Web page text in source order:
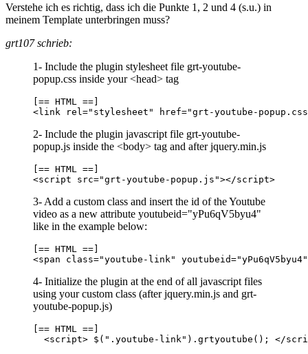
Verstehe ich es richtig, dass ich die Punkte 1, 2 und 4 (s.u.) in
meinem Template unterbringen muss?
grt107 schrieb:
1- Include the plugin stylesheet file grt-youtube-
popup.css inside your <head> tag
[== HTML ==]
<link rel="stylesheet" href="grt-youtube-
2- Include the plugin javascript file grt-youtube-
popup.js inside the <body> tag and after jquery.min.js
[== HTML ==]
<script src="grt-youtube-popup.js"></script>
3- Add a custom class and insert the id of the Youtube
video as a new attribute youtubeid="yPu6qV5byu4"
like in the example below:
[== HTML ==]
<span class="youtube-link"
4- Initialize the plugin at the end of all javascript files
using your custom class (after jquery.min.js and grt-
youtube-popup.js)
[== HTML ==]
<script> $(".youtube-link").grtyoutube(); </